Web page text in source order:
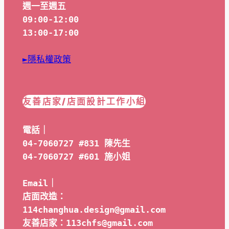
週一至週五
09:00-12:00
13:00-17:00
►隱私權政策
友善店家/店面設計工作小組
電話｜
04-7060727 #831 陳先生
04-7060727 #601 施小姐
Email｜
店面改造：
114changhua.design@gmail.com
友善店家：113chfs@gmail.com